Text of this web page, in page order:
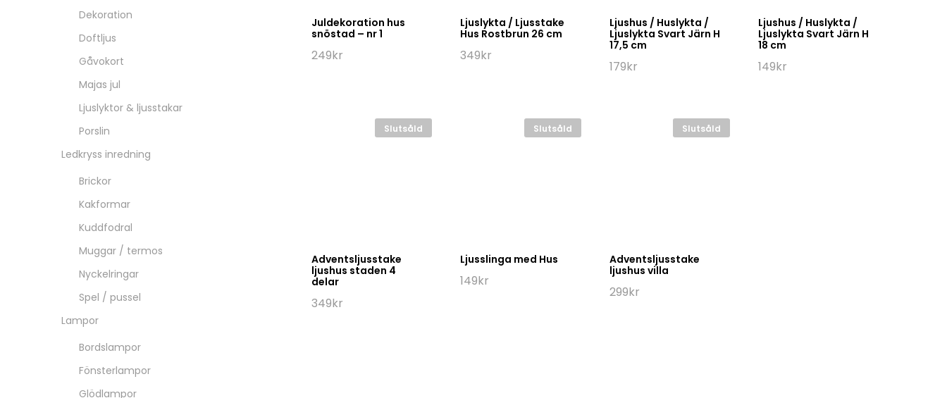
Juldekoration hus
snöstad – nr 1
249kr
Ljuslykta / Ljusstake
Hus Rostbrun 26 cm
349kr
Ljushus / Huslykta /
Ljuslykta Svart Järn H
17,5 cm
179kr
Ljushus / Huslykta /
Ljuslykta Svart Järn H
18 cm
149kr
Slutsåld
Adventsljusstake
ljushus staden 4
delar
349kr
Slutsåld
Ljusslinga med Hus
149kr
Slutsåld
Adventsljusstake
ljushus villa
299kr
Dekoration
Doftljus
Gåvokort
Majas jul
Ljuslyktor & ljusstakar
Porslin
Ledkryss inredning
Brickor
Kakformar
Kuddfodral
Muggar / termos
Nyckelringar
Spel / pussel
Lampor
Bordslampor
Fönsterlampor
Glödlampor